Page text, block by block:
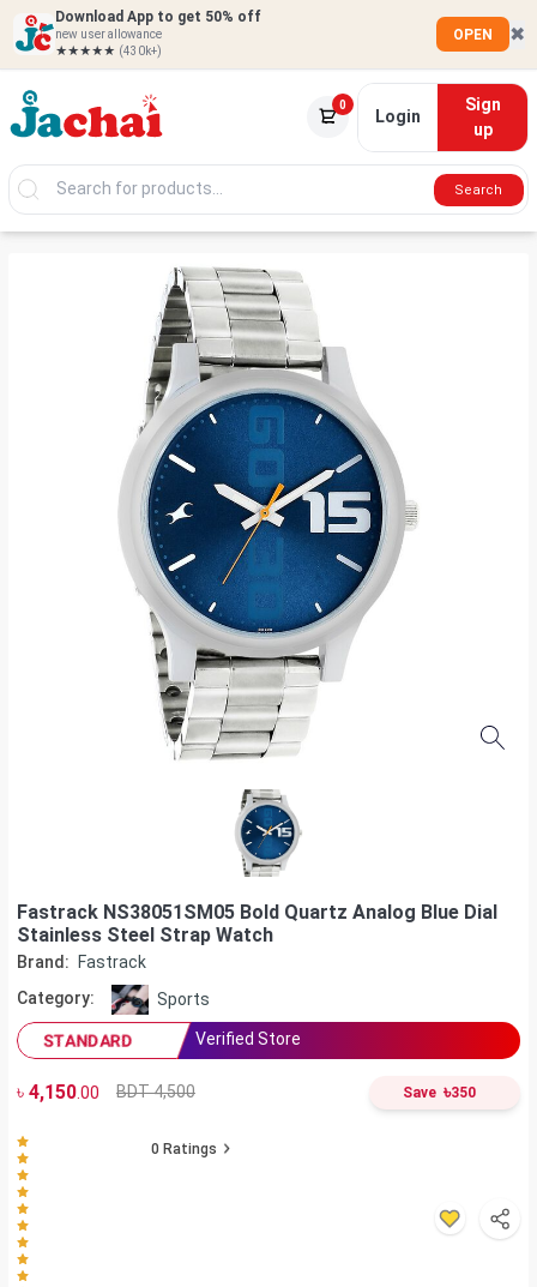
Download App to get 50% off
new user allowance
★★★★★ (430k+)
OPEN ✖
0
Login
Sign
up
Search
Fastrack NS38051SM05 Bold Quartz Analog Blue Dial
Stainless Steel Strap Watch
Brand:
Fastrack
Category:
Sports
STANDARD Verified Store
৳ 4,150.00 BDT 4,500 Save ৳350
0 Ratings